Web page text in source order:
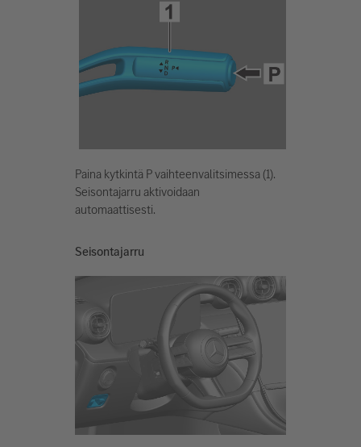
Paina kytkintä P vaihteenvalitsimessa (1).
Seisontajarru aktivoidaan
automaattisesti.
Seisontajarru